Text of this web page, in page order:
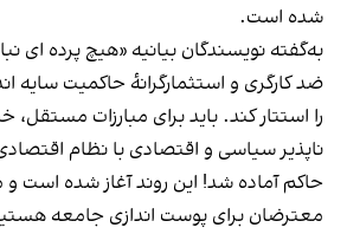
شده است.
به‌گفته نویسندگان بیانیه «هیچ پرده ای
ضد کارگری و استثمارگرانۀ حاکمیت سایه
را استتار کند. باید برای مبارزات
ناپذیر سیاسی و اقتصادی با نظام
حاکم آماده شد! این روند آغاز شده است
معترضان برای پوست اندازی جامعه